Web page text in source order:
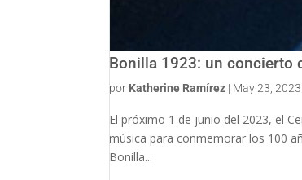
Bonilla 1923: un concierto
por Katherine Ramírez | May 23, 2023
El próximo 1 de junio del 2023, el
música para conmemorar los 100
Bonilla...